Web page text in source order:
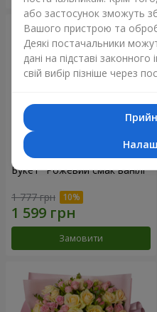
Букет "Рожевий смак ванілі"
1 777 грн
Замовити
або застосунок зможуть
Вашого пристрою та
Деякі постачальники
дані на підставі
свій вибір пізніше через